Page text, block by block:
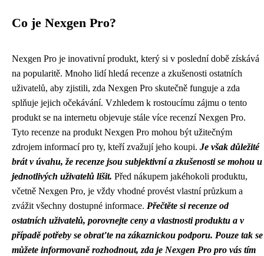
Co je Nexgen Pro?
Nexgen Pro je inovativní produkt, který si v poslední době získává
na popularitě. Mnoho lidí hledá recenze a zkušenosti ostatních
uživatelů, aby zjistili, zda Nexgen Pro skutečně funguje a zda
splňuje jejich očekávání. Vzhledem k rostoucímu zájmu o tento
produkt se na internetu objevuje stále více recenzí Nexgen Pro.
Tyto recenze na produkt Nexgen Pro mohou být užitečným
zdrojem informací pro ty, kteří zvažují jeho koupi. Je však důležité
brát v úvahu, že recenze jsou subjektivní a zkušenosti se mohou u
jednotlivých uživatelů lišit. Před nákupem jakéhokoli produktu,
včetně Nexgen Pro, je vždy vhodné provést vlastní průzkum a
zvážit všechny dostupné informace. Přečtěte si recenze od
ostatních uživatelů, porovnejte ceny a vlastnosti produktu a v
případě potřeby se obraťte na zákaznickou podporu. Pouze tak se
můžete informovaně rozhodnout, zda je Nexgen Pro pro vás tím